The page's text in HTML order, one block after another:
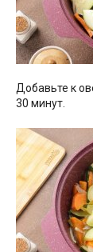
Добавьте к
30 минут.